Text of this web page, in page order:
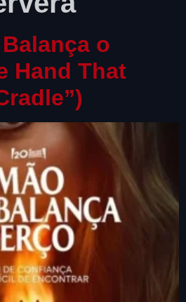
o
Hand That